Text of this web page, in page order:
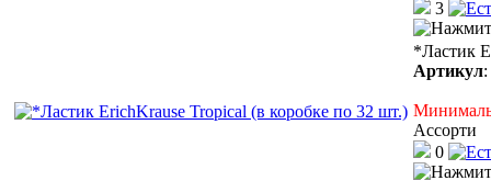
3
*Ластик
Артикул:
Ассорти
0